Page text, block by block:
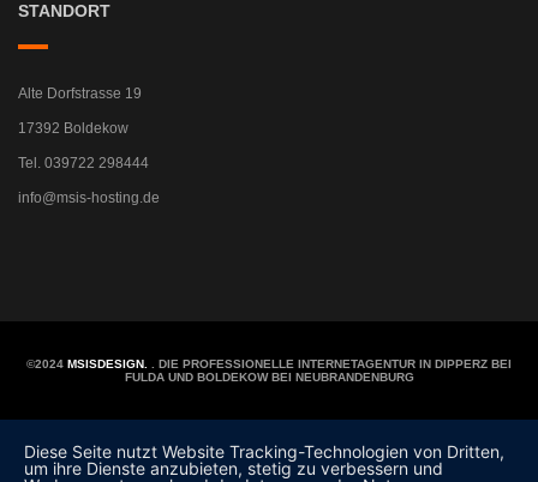
STANDORT
Alte Dorfstrasse 19
17392 Boldekow
Tel. 039722 298444
info@msis-hosting.de
©2024 MSISDESIGN. . DIE PROFESSIONELLE INTERNETAGENTUR IN DIPPERZ BEI
FULDA UND BOLDEKOW BEI NEUBRANDENBURG
Diese Seite nutzt Website Tracking-Technologien von Dritten,
um ihre Dienste anzubieten, stetig zu verbessern und